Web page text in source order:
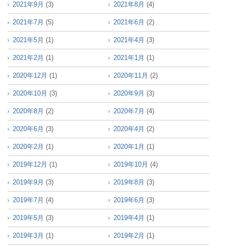
2021年9月 (3) 2021年8月 (4)
2021年7月 (5) 2021年6月 (2)
2021年5月 (1) 2021年4月 (3)
2021年2月 (1) 2021年1月 (1)
2020年12月 (1) 2020年11月 (2)
2020年10月 (3) 2020年9月 (3)
2020年8月 (2) 2020年7月 (4)
2020年6月 (3) 2020年4月 (2)
2020年2月 (1) 2020年1月 (1)
2019年12月 (1) 2019年10月 (4)
2019年9月 (3) 2019年8月 (3)
2019年7月 (4) 2019年6月 (3)
2019年5月 (3) 2019年4月 (1)
2019年3月 (1) 2019年2月 (1)